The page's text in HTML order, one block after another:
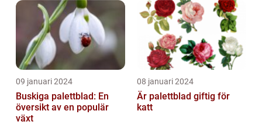
09 januari 2024
Buskiga palettblad: En
översikt av en populär
växt
08 januari 2024
Är palettblad giftig för
katt